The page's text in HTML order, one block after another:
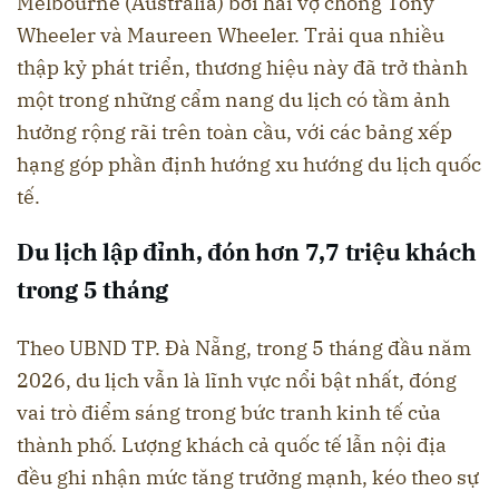
Wheeler và Maureen Wheeler. Trải qua nhiều
thập kỷ phát triển, thương hiệu này đã trở thành
một trong những cẩm nang du lịch có tầm ảnh
hưởng rộng rãi trên toàn cầu, với các bảng xếp
hạng góp phần định hướng xu hướng du lịch quốc
tế.
Du lịch lập đỉnh, đón hơn 7,7 triệu khách
trong 5 tháng
Theo UBND TP. Đà Nẵng, trong 5 tháng đầu năm
2026, du lịch vẫn là lĩnh vực nổi bật nhất, đóng
vai trò điểm sáng trong bức tranh kinh tế của
thành phố. Lượng khách cả quốc tế lẫn nội địa
đều ghi nhận mức tăng trưởng mạnh, kéo theo sự